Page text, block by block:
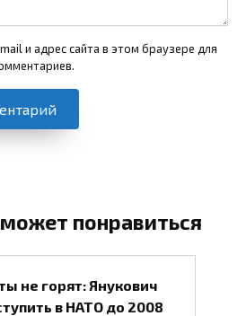
и адрес сайта в этом браузере для
понравиться
не горят: Янукович
в НАТО до 2008